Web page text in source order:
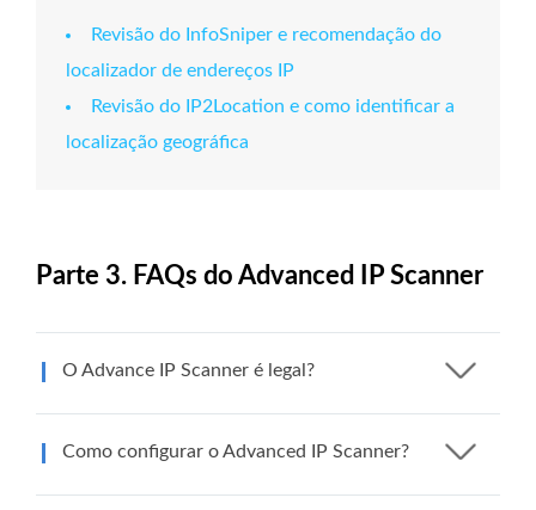
Revisão do InfoSniper e recomendação do
localizador de endereços IP
Revisão do IP2Location e como identificar a
localização geográfica
Parte 3. FAQs do Advanced IP Scanner
O Advance IP Scanner é legal?
Como configurar o Advanced IP Scanner?